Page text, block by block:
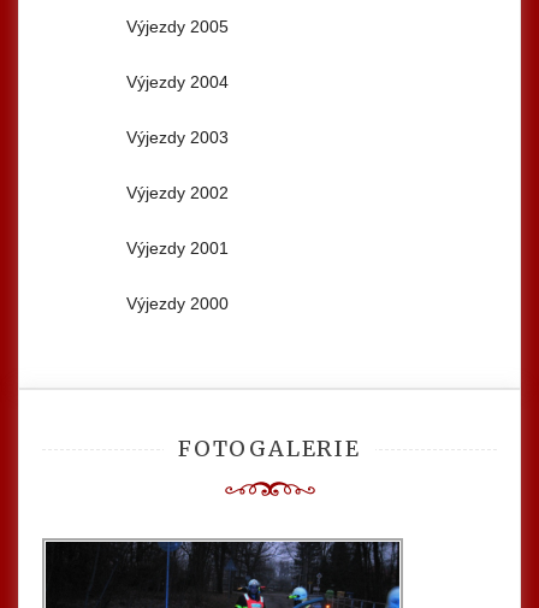
Výjezdy 2005
Výjezdy 2004
Výjezdy 2003
Výjezdy 2002
Výjezdy 2001
Výjezdy 2000
FOTOGALERIE